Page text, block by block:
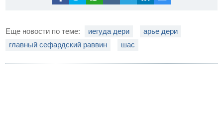
Еще новости по теме: иегуда дери
арье дери
главный сефардский раввин
шас